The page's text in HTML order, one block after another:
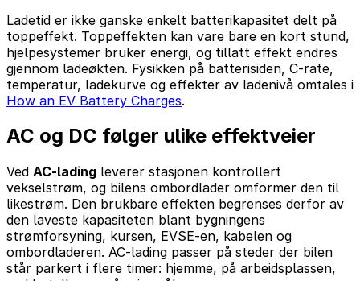
Ladetid er ikke ganske enkelt batterikapasitet delt på
toppeffekt. Toppeffekten kan vare bare en kort stund,
hjelpesystemer bruker energi, og tillatt effekt endres
gjennom ladeøkten. Fysikken på batterisiden, C-rate,
temperatur, ladekurve og effekter av ladenivå omtales i
How an EV Battery Charges.
AC og DC følger ulike effektveier
Ved AC-lading leverer stasjonen kontrollert
vekselstrøm, og bilens ombordlader omformer den til
likestrøm. Den brukbare effekten begrenses derfor av
den laveste kapasiteten blant bygningens
strømforsyning, kursen, EVSE-en, kabelen og
ombordladeren. AC-lading passer på steder der bilen
står parkert i flere timer: hjemme, på arbeidsplassen,